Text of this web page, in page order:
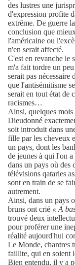
des lustres une
d'expression profite
extrême. De guerre
conclusion que
l'américaine ou
n'en serait affecté.
C'est en revanche le
m'a fait tordre un
serait pas
que l'antisémitisme
serait en tout état de
racismes…
Ainsi, quelques
Dieudonné
soit introduit dans
fille par les cheveux
un pays, dont les
de jeunes à qui l'on
dans un pays où des
télévisions qataries
sont en train de se
autrement.
Ainsi, dans un pays
bruns ont crié « A
trouvé deux
pour proférer une
réalité aujourd'hui
Le Monde, chantres
faillite, qui en soient
Bien entendu, il y a